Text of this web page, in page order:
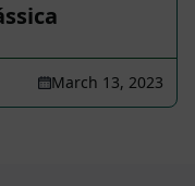
March 13, 2023